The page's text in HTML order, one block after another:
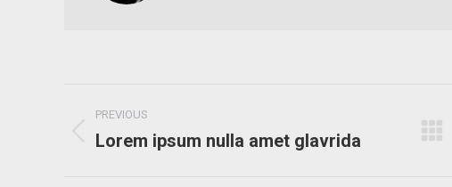
Post
navigation
PREVIOUS
Previous
Lorem ipsum nulla amet glavrida